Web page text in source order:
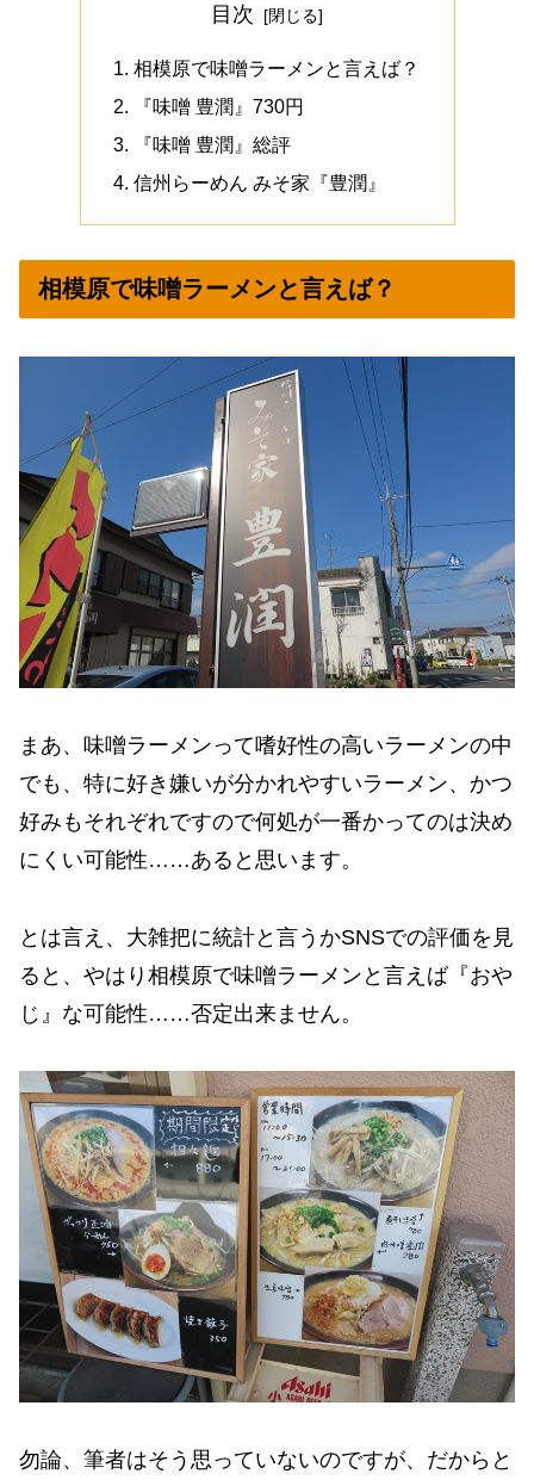
目次
相模原で味噌ラーメンと言えば？
『味噌 豊潤』730円
『味噌 豊潤』総評
信州らーめん みそ家『豊潤』
相模原で味噌ラーメンと言えば？
まあ、味噌ラーメンって嗜好性の高いラーメンの中
でも、特に好き嫌いが分かれやすいラーメン、かつ
好みもそれぞれですので何処が一番かってのは決め
にくい可能性……あると思います。
とは言え、大雑把に統計と言うかSNSでの評価を見
ると、やはり相模原で味噌ラーメンと言えば『おや
じ』な可能性……否定出来ません。
勿論、筆者はそう思っていないのですが、だからと